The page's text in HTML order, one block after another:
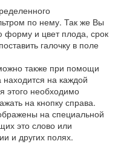
по нему. Так же Вы
форму и цвет плода, срок
галочку в поле
также при помощи
на каждой
этого необходимо
на кнопку справа.
на специальной
это слово или
и других полях.